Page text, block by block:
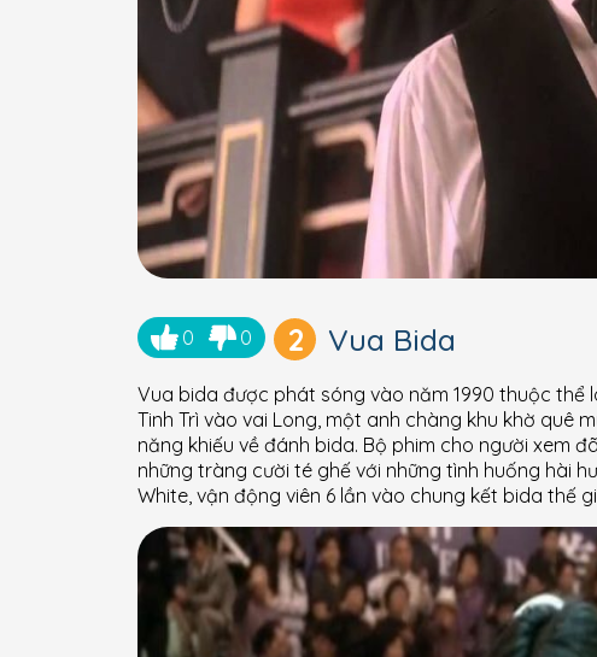
0 0 2 Vua Bida
Vua bida được phát sóng vào năm 1990 thuộc thể
Tinh Trì vào vai Long, một anh chàng khu khờ quê
năng khiếu về đánh bida. Bộ phim cho người xem
những tràng cười té ghế với những tình huống hài
White, vận động viên 6 lần vào chung kết bida thế